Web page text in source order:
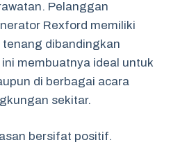
Pelanggan
Rexford memiliki
dibandingkan
membuatnya ideal untuk
di berbagai acara
sekitar.
bersifat positif.